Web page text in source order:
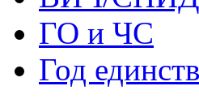
ГО и ЧС
Год